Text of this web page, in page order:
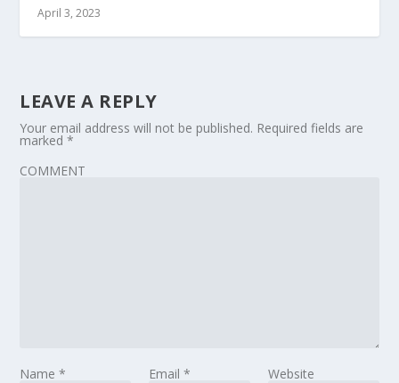
April 3, 2023
LEAVE A REPLY
Your email address will not be published. Required fields are
marked*
COMMENT
Name* Email * Website